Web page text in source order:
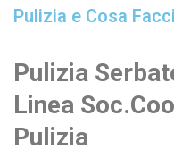
Pulizia e Cosa
Pulizia
Linea
Pulizia